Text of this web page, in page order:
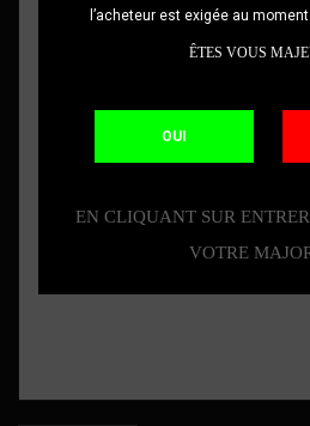
l’acheteur est exigée au
ÊTES VOUS
OUI
EN CLIQUANT SUR
VOTRE